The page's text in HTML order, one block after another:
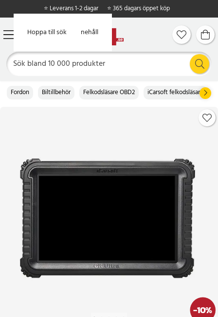
Hoppa till huvudinnehåll
Hoppa till sök
⭐ Leverans 1-2 dagar ⭐ 365 dagars öppet köp
Fordon Biltillbehör Felkodsläsare OBD2 iCarsoft felkodsläsare
-10%